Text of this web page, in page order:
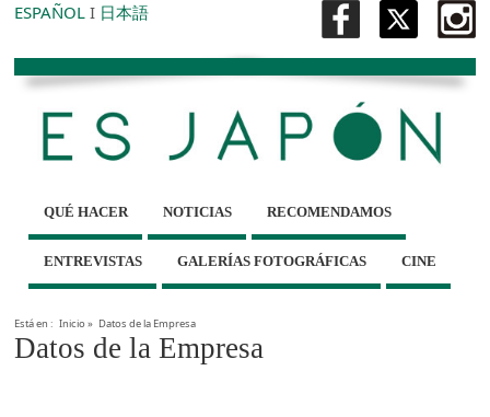
ESPAÑOL I 日本語
QUÉ HACER NOTICIAS RECOMENDAMOS
ENTREVISTAS GALERÍAS FOTOGRÁFICAS CINE
Está en : Inicio» Datos de la Empresa
Datos de la Empresa